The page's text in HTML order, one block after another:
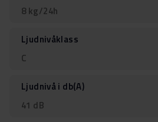
8 kg/24h
Ljudnivåklass
C
Ljudnivå i db(A)
41 dB